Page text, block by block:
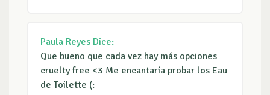
Paula Reyes Dice:
Que bueno que cada vez hay más opciones
cruelty free <3 Me encantaría probar los Eau
de Toilette (: